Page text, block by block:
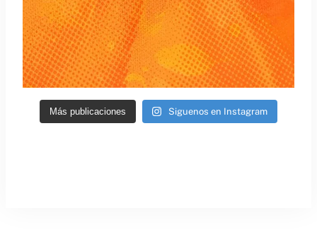
Más publicaciones Siguenos en Instagram